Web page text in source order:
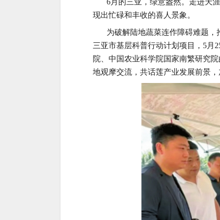
6月的三亚，绿意盎然。走进天
现出忙碌和丰收的喜人景象。
为破解陆地蔬菜连作障碍难题
三亚市基层科普行动计划项目，5月
院、中国农业科学院国家南繁研究
地观摩交流，共话莲产业发展前景